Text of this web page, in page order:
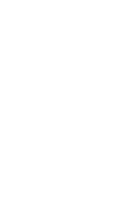
음 세부 사항을 수집합니
일을 보낸 발신자의 이메